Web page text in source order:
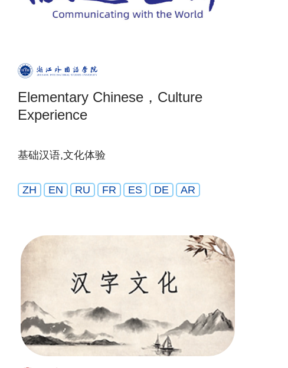
Elementary Chinese，Culture
Experience
基础汉语,文化体验
ZH EN RU FR ES DE AR